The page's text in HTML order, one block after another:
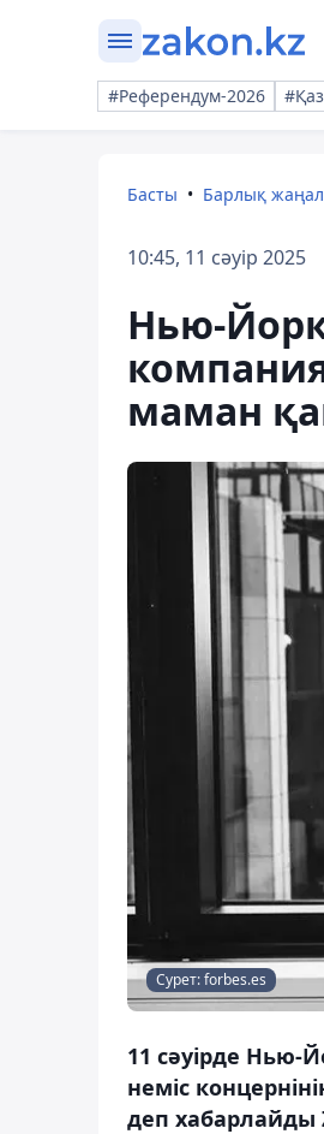
#Референдум-2026
Басты Барлық
10:45, 11 сәуір 2025
Нью-
маман
Сурет: forbes.es
11 сәуірде Нью-
неміс
деп хабарлайды